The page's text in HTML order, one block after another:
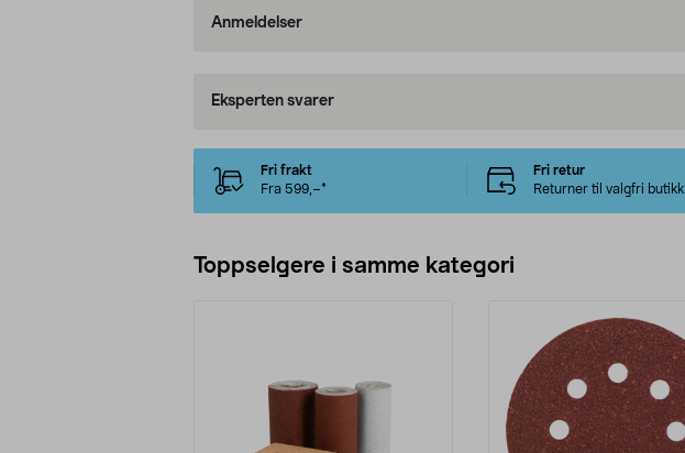
Anmeldelser
Eksperten svarer
Fri frakt
Fra 599,–*
Fri retur
Returner til valgfri butikk
Toppselgere i samme kategori